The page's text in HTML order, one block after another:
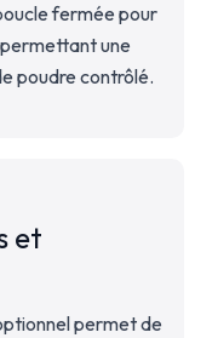
fermée pour
une
poudre contrôlé.
et
permet de